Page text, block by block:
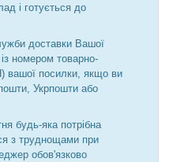
і готується до
доставки Вашої
номером товарно-
вашої посилки, якщо ви
Укрпошти або
будь-яка потрібна
з труднощами при
обов'язково